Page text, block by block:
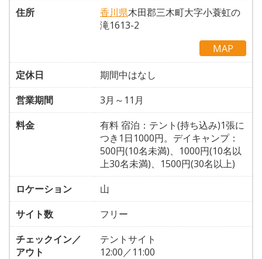
住所
香川県木田郡三木町大字小蓑虹の
滝1613-2
MAP
定休日
期間中はなし
営業期間
3月～11月
料金
有料 宿泊：テント(持ち込み)1張に
つき1日1000円。デイキャンプ：
500円(10名未満)、1000円(10名以
上30名未満)、1500円(30名以上)
ロケーション
山
サイト数
フリー
チェックイン／
アウト
テントサイト
12:00／11:00